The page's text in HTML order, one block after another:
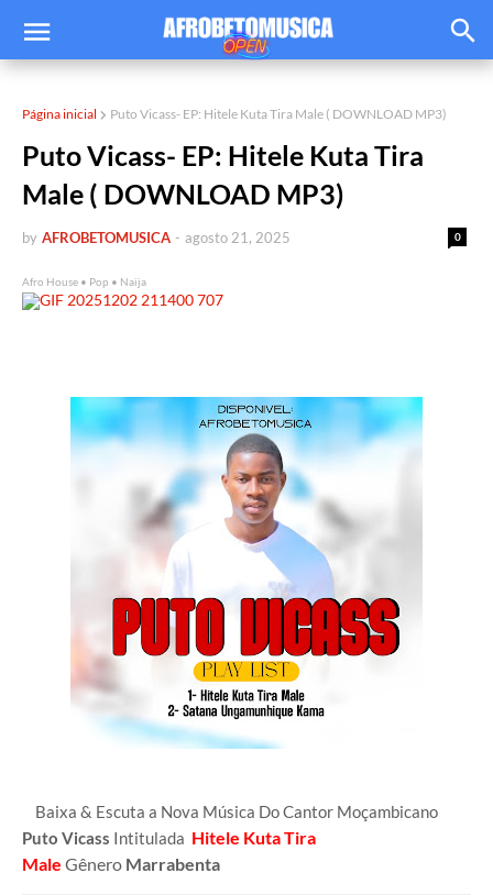
Página inicial Puto Vicass- EP: Hitele Kuta Tira Male ( DOWNLOAD MP3)
Puto Vicass- EP: Hitele Kuta Tira
Male ( DOWNLOAD MP3)
by AFROBETOMUSICA 0
- agosto 21, 2025
Afro House • Pop • Naija
Baixa & Escuta a Nova Música Do Cantor Moçambicano
Puto Vicass Intitulada Hitele Kuta Tira
Male Gênero Marrabenta